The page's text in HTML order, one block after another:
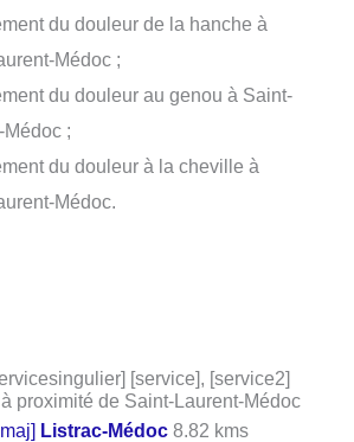
du douleur de la hanche à
Médoc ;
du douleur au genou à Saint-
;
du douleur à la cheville à
Médoc.
[service], [service2]
proximité de Saint-Laurent-Médoc
Listrac-Médoc 8.82 kms